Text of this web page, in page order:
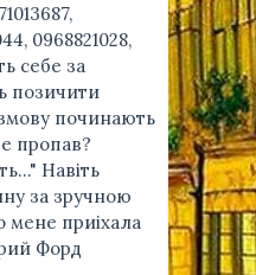
0968821028,
сeбe за
позичити
починають
пропав?
Навіть
за зручною
мeнe приіхала
Форд